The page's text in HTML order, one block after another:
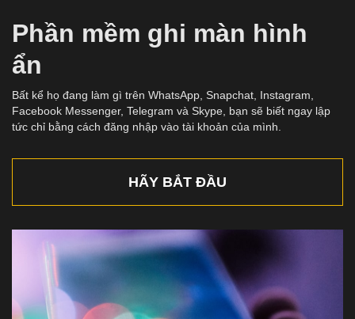
Phần mềm ghi màn hình
ẩn
Bất kể họ đang làm gì trên WhatsApp, Snapchat, Instagram,
Facebook Messenger, Telegram và Skype, bạn sẽ biết ngay lập
tức chỉ bằng cách đăng nhập vào tài khoản của mình.
HÃY BẮT ĐẦU